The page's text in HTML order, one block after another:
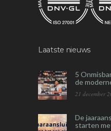
Laatste nieuws
5
de
21 december
De
starten